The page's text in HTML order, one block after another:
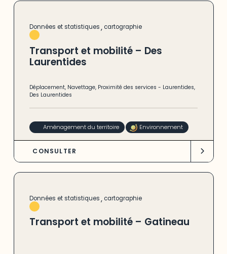
Données et statistiques, cartographie
Transport et mobilité – Des
Laurentides
Déplacement, Navettage, Proximité des services - Laurentides,
Des Laurentides
Aménagement du territoire Environnement
CONSULTER
Données et statistiques, cartographie
Transport et mobilité – Gatineau